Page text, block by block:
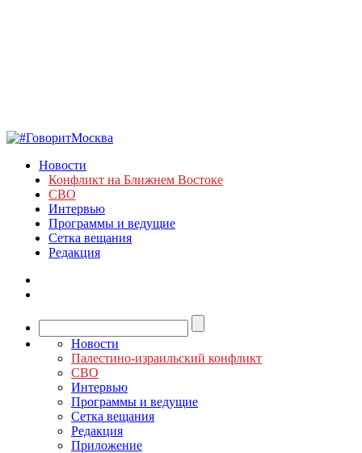
Новости
Конфликт на Ближнем Востоке
СВО
Интервью
Программы и ведущие
Сетка вещания
Редакция
Новости
Палестино-израильский конфликт
СВО
Интервью
Программы и ведущие
Сетка вещания
Редакция
Приложение